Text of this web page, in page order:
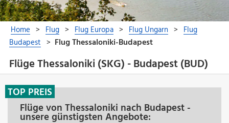
Flüge Thessaloniki (SKG) - Budapest (BUD)
Flüge von Thessaloniki nach Budapest -
unsere günstigsten Angebote:
TOP PREIS